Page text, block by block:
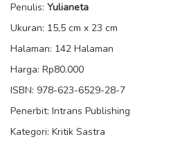
Penulis: Yulianeta
Ukuran: 15,5 cm x 23 cm
Halaman: 142 Halaman
Harga: Rp80.000
ISBN: 978-623-6529-28-7
Penerbit: Intrans Publishing
Kategori: Kritik Sastra